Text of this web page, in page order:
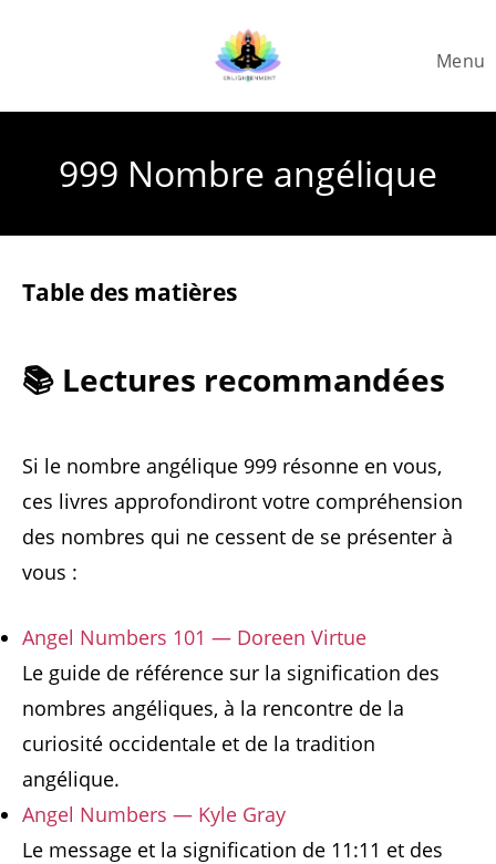
Menu
999 Nombre angélique
Table des matières
📚 Lectures recommandées
Si le nombre angélique 999 résonne en vous,
ces livres approfondiront votre compréhension
des nombres qui ne cessent de se présenter à
vous :
Angel Numbers 101 — Doreen Virtue
Le guide de référence sur la signification des
nombres angéliques, à la rencontre de la
curiosité occidentale et de la tradition
angélique.
Angel Numbers — Kyle Gray
Le message et la signification de 11:11 et des